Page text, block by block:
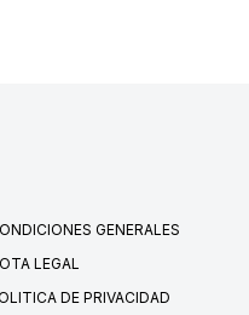
GENERALES
LEGAL
DE PRIVACIDAD